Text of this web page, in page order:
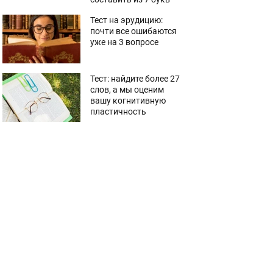
Тест на эрудицию:
почти все ошибаются
уже на 3 вопросе
Тест: найдите более 27
слов, а мы оценим
вашу когнитивную
пластичность